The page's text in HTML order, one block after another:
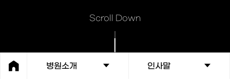
Scroll Down
병원소개 인사말